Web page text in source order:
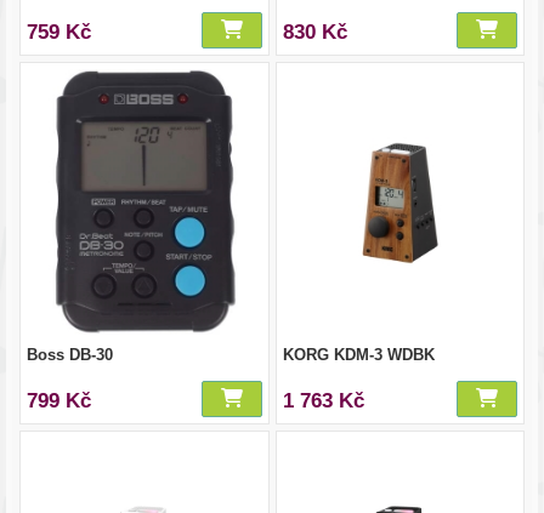
759 Kč 830 Kč
Boss DB-30
799 Kč
KORG KDM-3 WDBK
1 763 Kč